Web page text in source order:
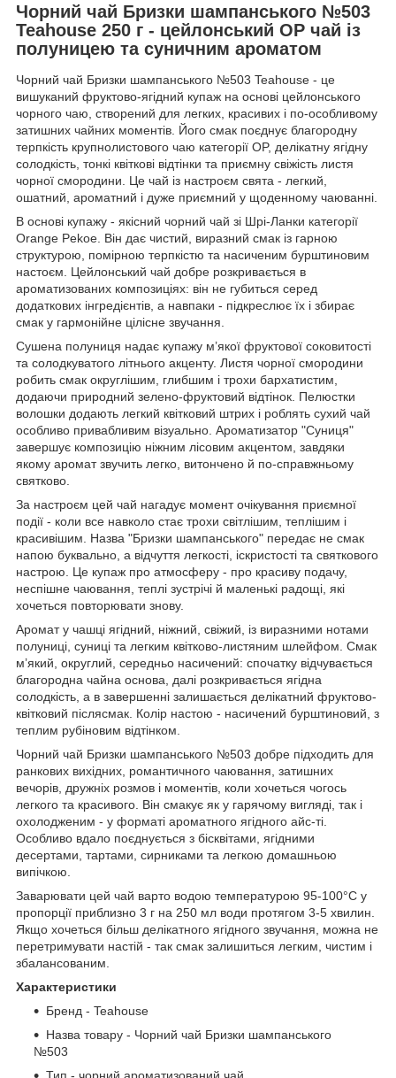
Чорний чай Бризки шампанського №503
Teahouse 250 г - цейлонський OP чай із
полуницею та суничним ароматом
Чорний чай Бризки шампанського №503 Teahouse - це
вишуканий фруктово-ягідний купаж на основі цейлонського
чорного чаю, створений для легких, красивих і по-особливому
затишних чайних моментів. Його смак поєднує благородну
терпкість крупнолистового чаю категорії OP, делікатну ягідну
солодкість, тонкі квіткові відтінки та приємну свіжість листя
чорної смородини. Це чай із настроєм свята - легкий,
ошатний, ароматний і дуже приємний у щоденному чаюванні.
В основі купажу - якісний чорний чай зі Шрі-Ланки категорії
Orange Pekoe. Він дає чистий, виразний смак із гарною
структурою, помірною терпкістю та насиченим бурштиновим
настоєм. Цейлонський чай добре розкривається в
ароматизованих композиціях: він не губиться серед
додаткових інгредієнтів, а навпаки - підкреслює їх і збирає
смак у гармонійне цілісне звучання.
Сушена полуниця надає купажу м’якої фруктової соковитості
та солодкуватого літнього акценту. Листя чорної смородини
робить смак округлішим, глибшим і трохи бархатистим,
додаючи природний зелено-фруктовий відтінок. Пелюстки
волошки додають легкий квітковий штрих і роблять сухий чай
особливо привабливим візуально. Ароматизатор "Суниця"
завершує композицію ніжним лісовим акцентом, завдяки
якому аромат звучить легко, витончено й по-справжньому
святково.
За настроєм цей чай нагадує момент очікування приємної
події - коли все навколо стає трохи світлішим, теплішим і
красивішим. Назва "Бризки шампанського" передає не смак
напою буквально, а відчуття легкості, іскристості та святкового
настрою. Це купаж про атмосферу - про красиву подачу,
неспішне чаювання, теплі зустрічі й маленькі радощі, які
хочеться повторювати знову.
Аромат у чашці ягідний, ніжний, свіжий, із виразними нотами
полуниці, суниці та легким квітково-листяним шлейфом. Смак
м’який, округлий, середньо насичений: спочатку відчувається
благородна чайна основа, далі розкривається ягідна
солодкість, а в завершенні залишається делікатний фруктово-
квітковий післясмак. Колір настою - насичений бурштиновий, з
теплим рубіновим відтінком.
Чорний чай Бризки шампанського №503 добре підходить для
ранкових вихідних, романтичного чаювання, затишних
вечорів, дружніх розмов і моментів, коли хочеться чогось
легкого та красивого. Він смакує як у гарячому вигляді, так і
охолодженим - у форматі ароматного ягідного айс-ті.
Особливо вдало поєднується з бісквітами, ягідними
десертами, тартами, сирниками та легкою домашньою
випічкою.
Заварювати цей чай варто водою температурою 95-100°C у
пропорції приблизно 3 г на 250 мл води протягом 3-5 хвилин.
Якщо хочеться більш делікатного ягідного звучання, можна не
перетримувати настій - так смак залишиться легким, чистим і
збалансованим.
Характеристики
Бренд - Teahouse
Назва товару - Чорний чай Бризки шампанського
№503